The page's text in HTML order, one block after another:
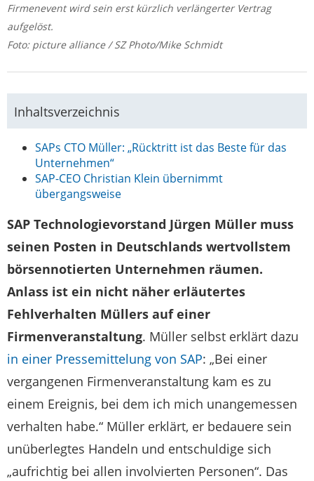
Firmenevent wird sein erst kürzlich verlängerter Vertrag
aufgelöst.
Foto: picture alliance / SZ Photo/Mike Schmidt
Inhaltsverzeichnis
SAPs CTO Müller: „Rücktritt ist das Beste für das
Unternehmen“
SAP-CEO Christian Klein übernimmt
übergangsweise
SAP Technologievorstand Jürgen Müller muss
seinen Posten in Deutschlands wertvollstem
börsennotierten Unternehmen räumen.
Anlass ist ein nicht näher erläutertes
Fehlverhalten Müllers auf einer
Firmenveranstaltung. Müller selbst erklärt dazu
in einer Pressemittelung von SAP: „Bei einer
vergangenen Firmenveranstaltung kam es zu
einem Ereignis, bei dem ich mich unangemessen
verhalten habe.“ Müller erklärt, er bedauere sein
unüberlegtes Handeln und entschuldige sich
„aufrichtig bei allen involvierten Personen“. Das